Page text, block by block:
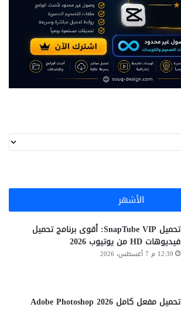
الأشهر
تحميل SnapTube VIP: أقوى برنامج تحميل
فيديوهات HD من يوتيوب 2026
12:39 م 7 أغسطس، 2026
تحميل مفعل كامل Adobe Photoshop 2026